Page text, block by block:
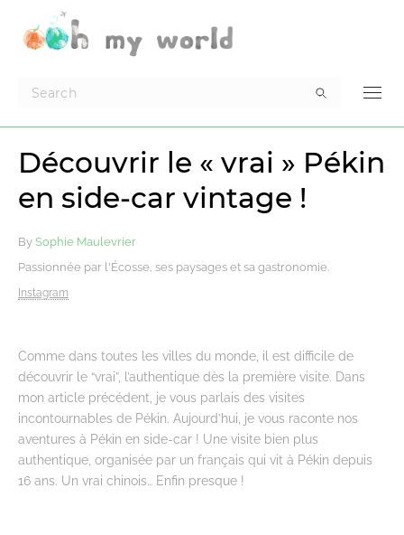
Découvrir le « vrai » Pékin
en side-car vintage !
By Sophie Maulevrier
Passionnée par l'Écosse, ses paysages et sa gastronomie.
Instagram
Comme dans toutes les villes du monde, il est difficile de
découvrir le “vrai”, l’authentique dès la première visite. Dans
mon article précédent, je vous parlais des visites
incontournables de Pékin. Aujourd’hui, je vous raconte nos
aventures à Pékin en side-car ! Une visite bien plus
authentique, organisée par un français qui vit à Pékin depuis
16 ans. Un vrai chinois… Enfin presque !